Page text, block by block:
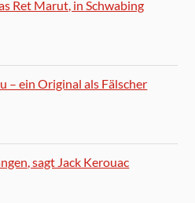
Ret Marut, in Schwabing
– ein Original als Fälscher
sagt Jack Kerouac